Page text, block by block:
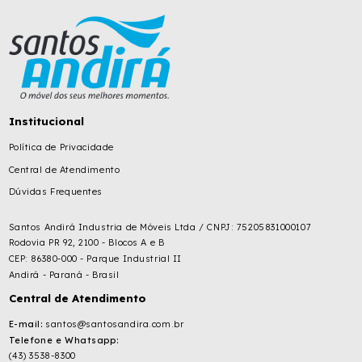
Institucional
Política de Privacidade
Central de Atendimento
Dúvidas Frequentes
Santos Andirá Industria de Móveis Ltda / CNPJ: 75205831000107
Rodovia PR 92, 2100 - Blocos A e B
CEP: 86380-000 - Parque Industrial II
Andirá - Paraná - Brasil
Central de Atendimento
E-mail: santos@santosandira.com.br
Telefone e Whatsapp:
(43) 3538-8300